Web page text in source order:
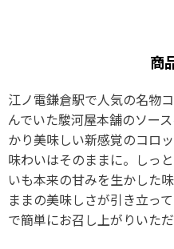
商
江ノ電鎌倉駅で人気の名物
んでいた駿河屋本舗のソー
かり美味しい新感覚のコロ
味わいはそのままに。しっ
いも本来の甘みを生かした
ままの美味しさが引き立っ
で簡単にお召し上がりいただ